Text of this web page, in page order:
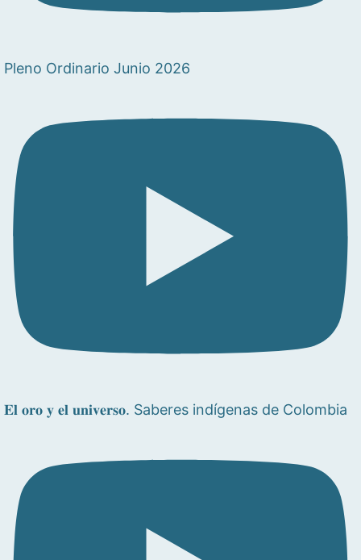
Pleno Ordinario Junio 2026
𝐄𝐥 𝐨𝐫𝐨 𝐲 𝐞𝐥 𝐮𝐧𝐢𝐯𝐞𝐫𝐬𝐨. Saberes indígenas de Colombia